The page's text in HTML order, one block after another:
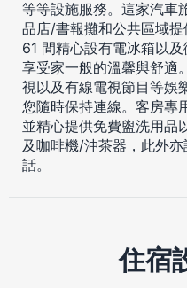
等等設施服務。這家汽車
品店/書報攤和公共區域提
61 間精心設有電冰箱以
享受家一般的溫馨與舒適
視以及有線電視節目等娛
您隨時保持連線。客房專
並精心提供免費盥洗用品
及咖啡機/沖茶器，此外
話。
住宿